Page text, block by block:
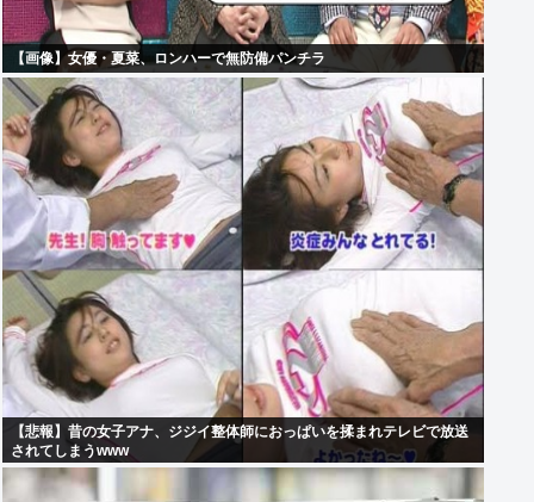
【画像】女優・夏菜、ロンハーで無防備パンチラ
【悲報】昔の女子アナ、ジジイ整体師におっぱいを揉まれテレビで放送
されてしまうwww